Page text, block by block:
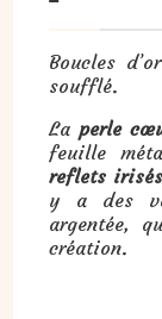
Boucles
soufflé.
La perle
feuille
reflets irisés
y a des
argentée,
création.